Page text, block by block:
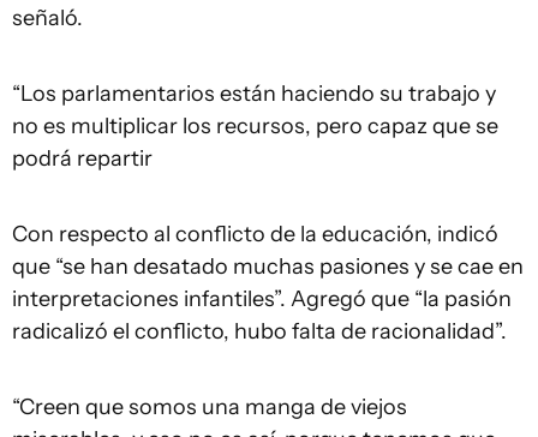
señaló.
“Los parlamentarios están haciendo su trabajo y
no es multiplicar los recursos, pero capaz que se
podrá repartir
Con respecto al conflicto de la educación, indicó
que “se han desatado muchas pasiones y se cae en
interpretaciones infantiles”. Agregó que “la pasión
radicalizó el conflicto, hubo falta de racionalidad”.
“Creen que somos una manga de viejos